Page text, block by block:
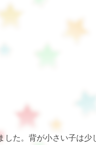
た。背が小さい子は少